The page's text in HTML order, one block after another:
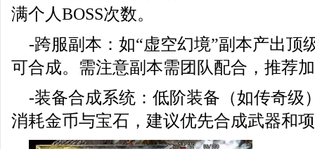
满个人BOSS次数。
-跨服副本：如“虚空幻境”副本产出顶
可合成。需注意副本需团队配合，推荐
-装备合成系统：低阶装备（如传奇级
消耗金币与宝石，建议优先合成武器和